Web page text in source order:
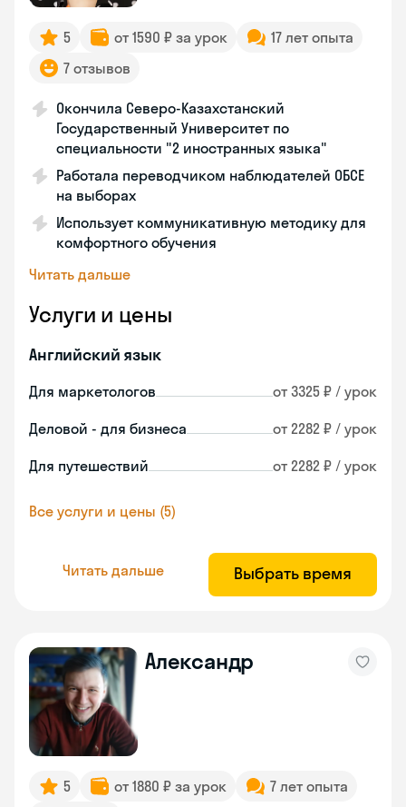
5 от 1590 ₽ за урок
17 лет опыта
7 отзывов
Окончила Северо-Казахстанский
Государственный Университет по
специальности "2 иностранных языка"
Работала переводчиком наблюдателей ОБСЕ
на выборах
Использует коммуникативную методику для
комфортного обучения
Читать дальше
Услуги и цены
Английский язык
Для маркетологов от 3325 ₽ / урок
Деловой - для бизнеса от 2282 ₽ / урок
Для путешествий от 2282 ₽ / урок
Все услуги и цены (5)
Читать дальше Выбрать время
Александр
5 от 1880 ₽ за урок
7 лет опыта